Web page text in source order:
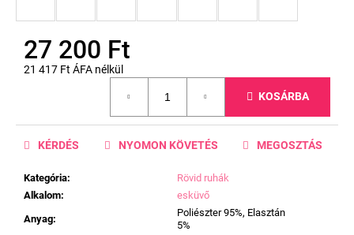
27 200 Ft
21 417 Ft ÁFA nélkül
KOSÁRBA
Kategória:
Rövid ruhák
Alkalom:
esküvő
Anyag:
Poliészter 95%, Elasztán
5%
KÉRDÉS NYOMON KÖVETÉS MEGOSZTÁS